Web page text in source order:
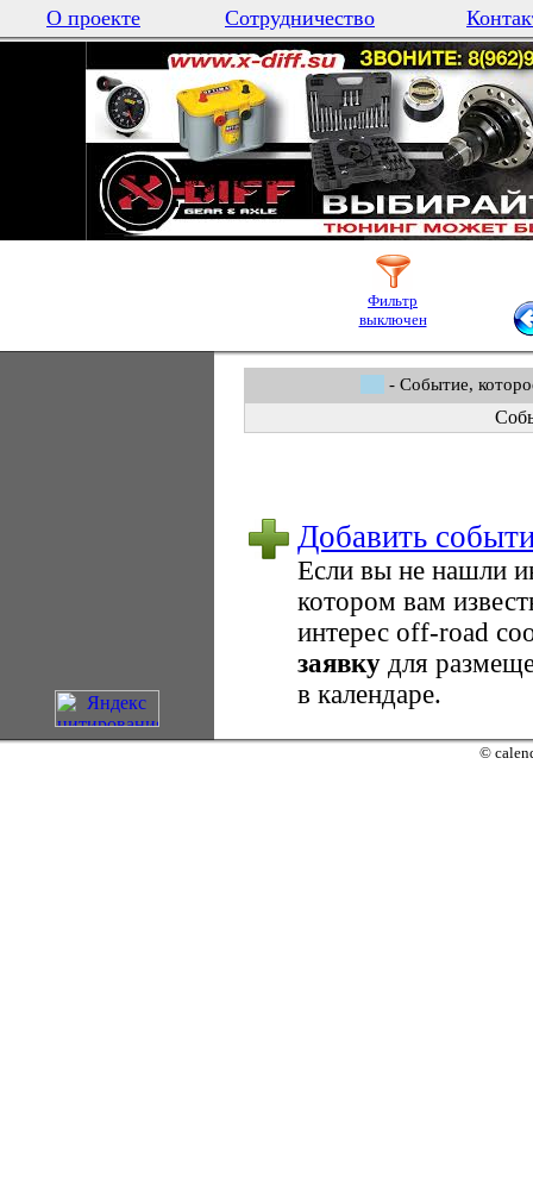
О проекте Сотрудничество
Фильтр
выключен
- Событие,
Добавить
Если вы не нашли
котором вам
интерес оff-road
заявку для
в календаре.
©